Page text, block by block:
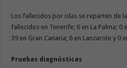
Los fallecidos por islas se reparten de
fallecidos en Tenerife; 6 en La Palma; 0
39 en Gran Canaria; 6 en Lanzarote y 0
Pruebas diagnósticas